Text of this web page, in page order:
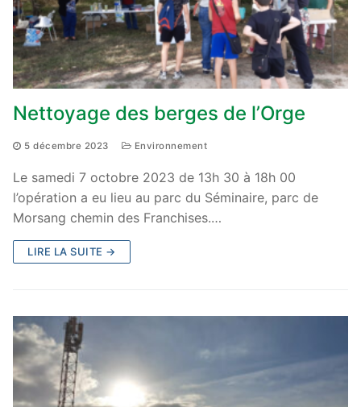
Nettoyage des berges de l’Orge
5 décembre 2023 Environnement
Le samedi 7 octobre 2023 de 13h 30 à 18h 00
l’opération a eu lieu au parc du Séminaire, parc de
Morsang chemin des Franchises.…
LIRE LA SUITE →